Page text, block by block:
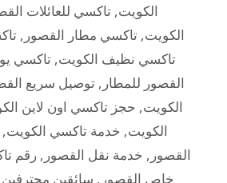
الكويت, تاكسي للعائلات
الكويت, تاكسي مطار القصور ,
تاكسي نظيف الكويت, تاكسي
القصور للمطار , توصيل سريع
الكويت, حجز تاكسي اون لاين
الكويت, خدمة تاكسي الكويت,
القصور , خدمة نقل القصور , رقم
خاص القصور , سائقين